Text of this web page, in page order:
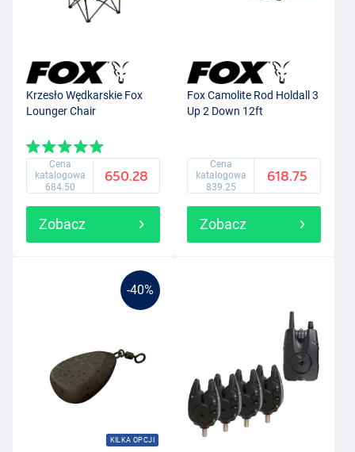
Krzesło Wędkarskie Fox
Lounger Chair
Cena
katalogowa
684.50
650.28
Zobacz
Fox Camolite Rod Holdall 3
Up 2 Down 12ft
Cena
katalogowa
839.25
618.75
Zobacz
-40%
KILKA OPCJI